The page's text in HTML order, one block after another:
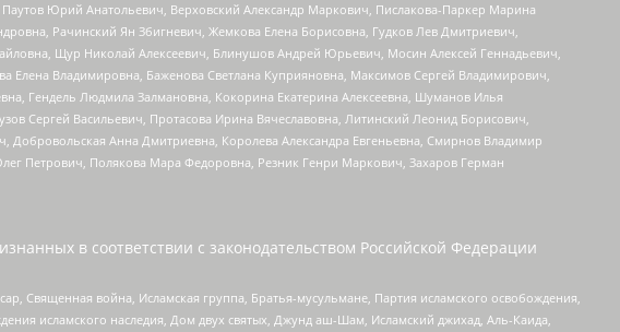
Юрий Анатольевич, Верховский Александр Маркович, Пислакова-Паркер Марина
Рачинский Ян Збигневич, Жемкова Елена Борисовна, Гудков Лев Дмитриевич,
Щур Николай Алексеевич, Блинушов Андрей Юрьевич, Мосин Алексей Геннадьевич,
Владимировна, Баженова Светлана Куприяновна, Максимов Сергей Владимирович,
Гендель Людмила Залмановна, Кокорина Екатерина Алексеевна, Шуманов Илья
Сергей Васильевич, Протасова Ирина Вячеславовна, Литинский Леонид Борисович,
Анна Дмитриевна, Королева Александра Евгеньевна, Смирнов Владимир
Петрович, Полякова Мара Федоровна, Резник Генри Маркович, Захаров Герман
в соответствии с законодательством Российской Федерации
Священная война, Исламская группа, Братья-мусульмане, Партия исламского освобождения,
исламского наследия, Дом двух святых, Джунд аш-Шам, Исламский джихад, Аль-Каида,